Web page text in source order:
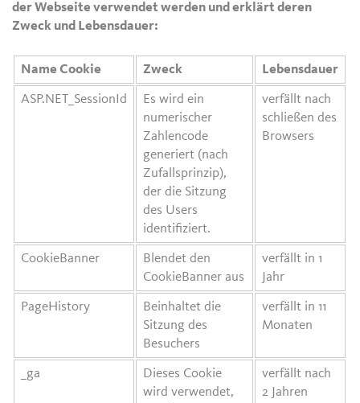
der Webseite verwendet werden und erklärt deren
Zweck und Lebensdauer:
Name Cookie Zweck Lebensdauer
ASP.NET_SessionId
Es wird ein
numerischer
Zahlencode
generiert (nach
Zufallsprinzip),
der die Sitzung
des Users
identifiziert.
verfällt nach
schließen des
Browsers
CookieBanner
Blendet den
CookieBanner aus
verfällt in 1
Jahr
PageHistory
Beinhaltet die
Sitzung des
Besuchers
verfällt in 11
Monaten
_ga
Dieses Cookie
wird verwendet,
verfällt nach
2 Jahren